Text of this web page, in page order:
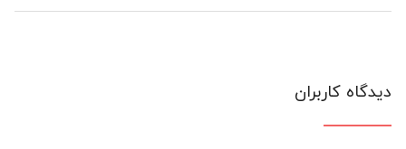
دیدگاه کاربران